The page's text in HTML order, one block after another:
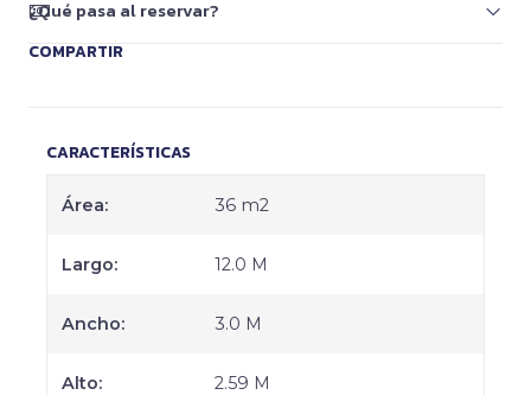
¿Qué pasa al reservar?
COMPARTIR
CARACTERÍSTICAS
Área: 36 m2
Largo: 12.0 M
Ancho: 3.0 M
Alto: 2.59 M